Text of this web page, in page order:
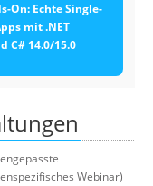
On: Echte Single-
mit .NET
C# 14.0/15.0
Webinar)